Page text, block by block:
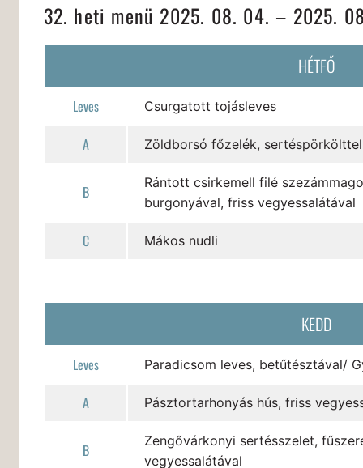
32. heti menü 2025. 08. 04. – 2025.
HÉTFŐ
Leves Csurgatott tojásleves
A Zöldborsó főzelék, sertéspörkölttel
B
Rántott csirkemell filé
burgonyával, friss vegyessalátával
C Mákos nudli
KEDD
Leves Paradicsom leves, betűtésztával/
A Pásztortarhonyás hús, friss
B
Zengővárkonyi sertésszelet,
vegyessalátával